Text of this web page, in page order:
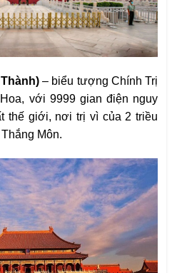
– biểu tượng Chính Trị
với 9999 gian điện nguy
thế giới, nơi trị vì của 2 triều
Môn.